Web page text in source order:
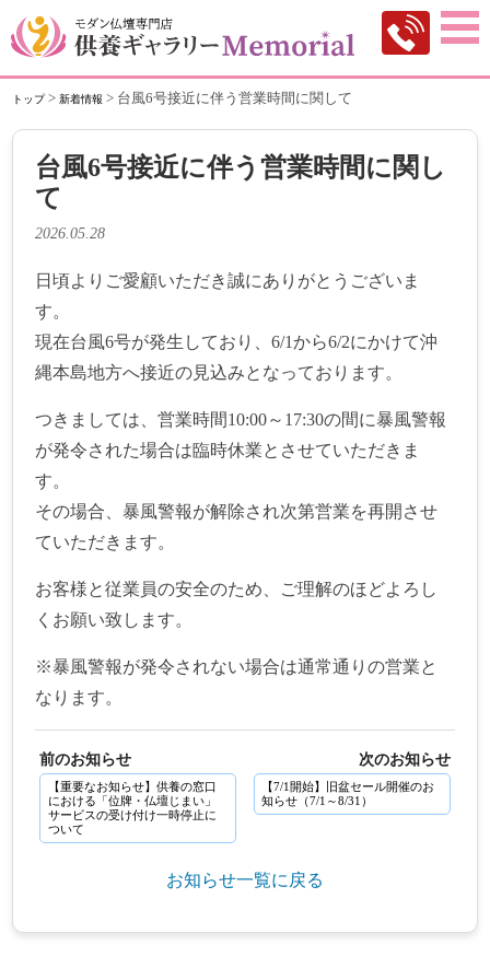
トップ>新着情報 > 台風6号接近に伴う営業時間に関して
台風6号接近に伴う営業時間に関し
て
2026.05.28
日頃よりご愛顧いただき誠にありがとうございま
す。
現在台風6号が発生しており、6/1から6/2にかけて沖
縄本島地方へ接近の見込みとなっております。
つきましては、営業時間10:00～17:30の間に暴風警報
が発令された場合は臨時休業とさせていただきま
す。
その場合、暴風警報が解除され次第営業を再開させ
ていただきます。
お客様と従業員の安全のため、ご理解のほどよろし
くお願い致します。
※暴風警報が発令されない場合は通常通りの営業と
なります。
前のお知らせ
【重要なお知らせ】供養の窓口
における「位牌・仏壇じまい」
サービスの受け付け一時停止に
ついて
次のお知らせ
【7/1開始】旧盆セール開催のお
知らせ（7/1～8/31）
お知らせ一覧に戻る